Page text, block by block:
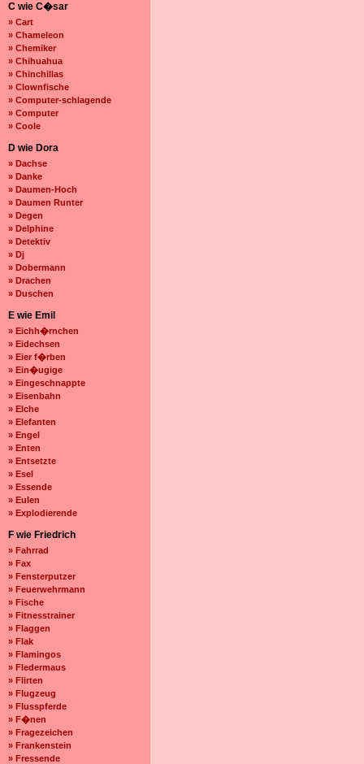
C wie C�sar
» Cart
» Chameleon
» Chemiker
» Chihuahua
» Chinchillas
» Clownfische
» Computer-schlagende
» Computer
» Coole
D wie Dora
» Dachse
» Danke
» Daumen-Hoch
» Daumen Runter
» Degen
» Delphine
» Detektiv
» Dj
» Dobermann
» Drachen
» Duschen
E wie Emil
» Eichh�rnchen
» Eidechsen
» Eier f�rben
» Ein�ugige
» Eingeschnappte
» Eisenbahn
» Elche
» Elefanten
» Engel
» Enten
» Entsetzte
» Esel
» Essende
» Eulen
» Explodierende
F wie Friedrich
» Fahrrad
» Fax
» Fensterputzer
» Feuerwehrmann
» Fische
» Fitnesstrainer
» Flaggen
» Flak
» Flamingos
» Fledermaus
» Flirten
» Flugzeug
» Flusspferde
» F�nen
» Fragezeichen
» Frankenstein
» Fressende